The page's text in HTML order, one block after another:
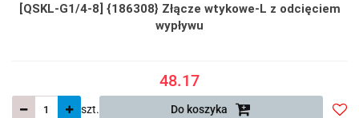
[QSKL-G1/4-8] {186308} Złącze wtykowe-L z odcięciem
wypływu
48.17
szt. Do koszyka